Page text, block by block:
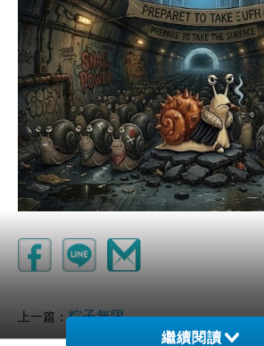
上一篇：粽子無限
繼續閱讀